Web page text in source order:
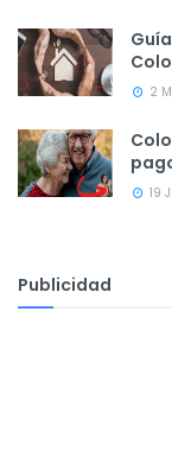
2
19
Publicidad